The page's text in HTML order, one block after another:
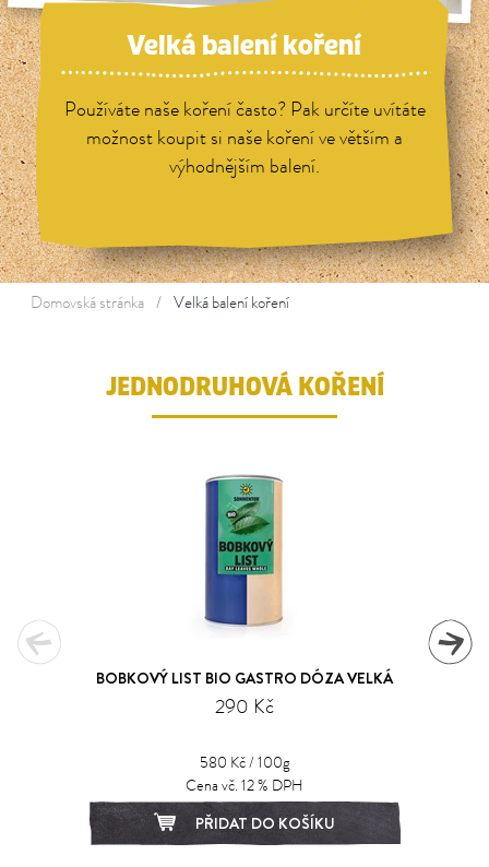
Velká balení koření
Používáte naše koření často? Pak určíte uvítáte
možnost koupit si naše koření ve větším a
výhodnějším balení.
Domovská stránka Velká balení koření
JEDNODRUHOVÁ KOŘENÍ
BOBKOVÝ LIST BIO GASTRO DÓZA VELKÁ
290 Kč
580 Kč / 100g
Cena vč. 12 % DPH
PŘIDAT DO KOŠÍKU